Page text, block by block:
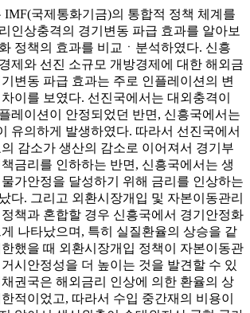
IMF(국제통화기금)의 통합적 정책 체계를
인상충격의 경기변동 파급 효과를 알아보
정책의 효과를 비교ㆍ분석하였다. 신흥
제와 선진 소규모 개방경제에 대한 해외금
변동 파급 효과는 주로 인플레이션의 변
이를 보였다. 선진국에서는 대외충격이
레이션이 안정되었던 반면, 신흥국에서는
유의하게 발생하였다. 따라서 선진국에서
감소가 생산의 감소로 이어져서 경기부
금리를 인하하는 반면, 신흥국에서는 생
가안정을 달성하기 위해 금리를 인상하는
다. 그리고 외환시장개입 및 자본이동관리
책과 혼합할 경우 신흥국에서 경기안정화
나타났으며, 특히 실질환율의 상승을 같
했을 때 외환시장개입 정책이 자본이동관
시안정성을 더 높이는 것을 발견할 수 있
권국은 해외금리 인상에 의한 환율의 상
적이었고, 따라서 수입 중간재의 비용이